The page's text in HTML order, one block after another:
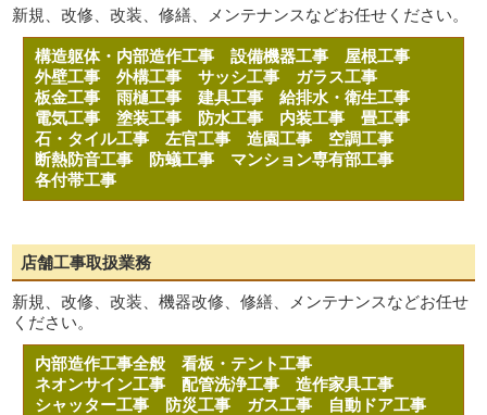
新規、改修、改装、修繕、メンテナンスなどお任せください。
構造躯体・内部造作工事設備機器工事 屋根工事
外壁工事外構工事サッシ工事 ガラス工事
板金工事雨樋工事建具工事給排水・衛生工事
電気工事塗装工事 防水工事 内装工事畳工事
石・タイル工事左官工事造園工事 空調工事
断熱防音工事
防蟻工事 マンション専有部工事
各付帯工事
店舗工事取扱業務
新規、改修、改装、機器改修、修繕、メンテナンスなどお任せ
ください。
内部造作工事全般看板・テント工事
ネオンサイン工事配管洗浄工事造作家具工事
シャッター工事
防災工事 ガス工事
自動ドア工事